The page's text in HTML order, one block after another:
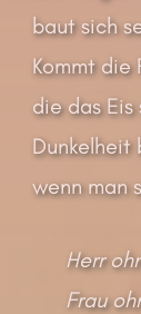
baut sich
Kommt die
die das Eis
Dunkelheit
wenn man
Herr
Frau